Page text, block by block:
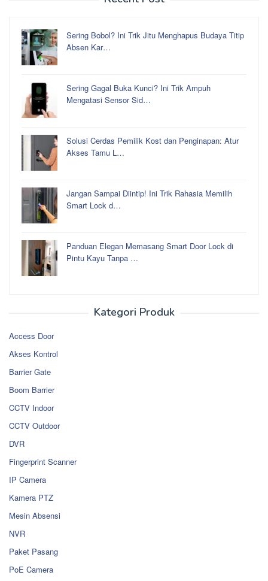
Sering Bobol? Ini Trik Jitu Menghapus Budaya Titip
Absen Kar…
Sering Gagal Buka Kunci? Ini Trik Ampuh
Mengatasi Sensor Sid…
Solusi Cerdas Pemilik Kost dan Penginapan: Atur
Akses Tamu L…
Jangan Sampai Diintip! Ini Trik Rahasia Memilih
Smart Lock d…
Panduan Elegan Memasang Smart Door Lock di
Pintu Kayu Tanpa …
Kategori Produk
Access Door
Akses Kontrol
Barrier Gate
Boom Barrier
CCTV Indoor
CCTV Outdoor
DVR
Fingerprint Scanner
IP Camera
Kamera PTZ
Mesin Absensi
NVR
Paket Pasang
PoE Camera